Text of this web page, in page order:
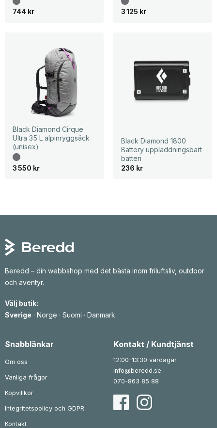
744 kr 3 125 kr
Black Diamond Cirque
Ultra 35 L alpinryggsäck
(unisex)
3 550 kr
Black Diamond 1800
Battery uppladdningsbart
batteri
236 kr
Beredd – din webbshop med det bästa inom friluftsliv, outdoor
och äventyr.
Välj butik:
Sverige · Norge · Suomi · Danmark
Snabblänkar
Om oss
Vanliga frågor
Köpvillkor
Integritetspolicy och GDPR
Kontakt
Kontakt / Kundtjänst
12:00–13:30 vardagar
info@beredd.se
070-863 85 88